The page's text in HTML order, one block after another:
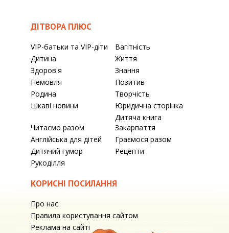
ДІТВОРА ПЛЮС
VIP-батьки та VIP-діти
Вагітність
Дитина
Життя
Здоров'я
Знання
Немовля
Позитив
Родина
Творчість
Цікаві новини
Юридична сторінка
Читаємо разом
Дитяча книга
Закарпаття
Англійська для дітей
Граємося разом
Дитячий гумор
Рецепти
Рукоділля
КОРИСНІ ПОСИЛАННЯ
Про нас
Правила користування сайтом
Реклама на сайті